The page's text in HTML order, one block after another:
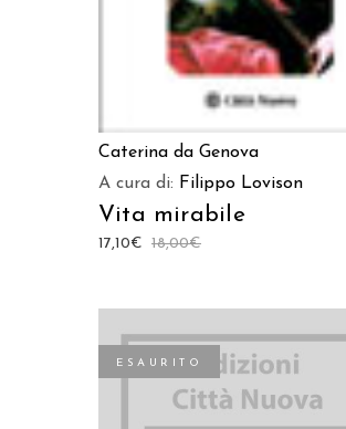
Caterina da Genova
A cura di: Filippo Lovison
Vita mirabile
18,00€
17,10€
ESAURITO